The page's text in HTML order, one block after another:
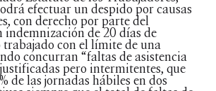
efectuar un despido por causas
con derecho por parte del
indemnización de 20 días de
con el límite de una
concurran “faltas de asistencia
pero intermitentes, que
de las jornadas hábiles en dos